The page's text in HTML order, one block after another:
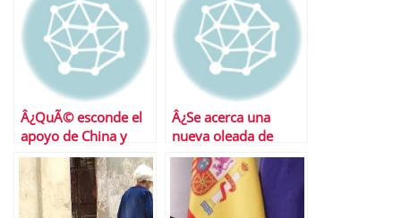
Â¿QuÃ© esconde el
apoyo de China y
JapÃ³n a EspaÃ±a?
Â¿Se acerca una
nueva oleada de
embargos de casas?